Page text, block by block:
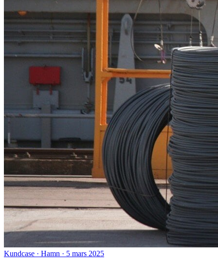
Kundcase · Hamn · 5 mars 2025